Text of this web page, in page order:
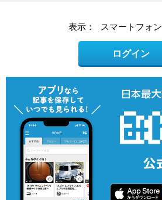
表示： スマートフォン
ログイン